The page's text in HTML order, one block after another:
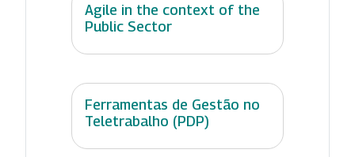
Agile in the context of the
Public Sector
Ferramentas de Gestão no
Teletrabalho (PDP)